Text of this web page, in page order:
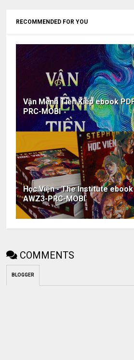
RECOMMENDED FOR YOU
Vận Mệnh Tiền Kiếp ebook
PRC-MOBI
Học Viện - The Institute ebook
AWZ3-PRC-MOBI
COMMENTS
BLOGGER